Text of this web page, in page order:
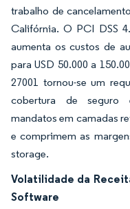
trabalho de
Califórnia. O PCI DSS
aumenta os custos de
para USD 50.000 a
27001 tornou-se um
cobertura de seguro
mandatos em camadas
e comprimem as
storage.
Volatilidade da
Software